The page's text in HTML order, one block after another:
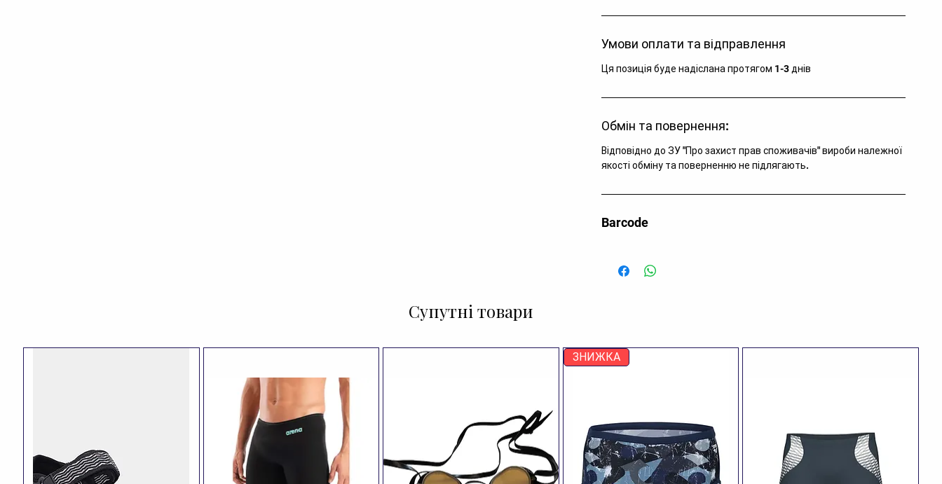
Умови оплати та відправлення
Ця позиція буде надіслана протягом 1-3 днів
Обмін та повернення:
Відповідно до ЗУ "Про захист прав споживачів" вироби належної
якості обміну та поверненню не підлягають.
Barcode
Супутні товари
ЗНИЖКА